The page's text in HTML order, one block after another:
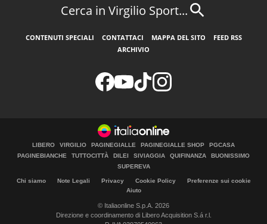
Cerca in Virgilio Sport...
CONTENUTI SPECIALI CONTATTACI MAPPA DEL SITO
FEED RSS
ARCHIVIO
LIBERO VIRGILIO PAGINEGIALLE PAGINEGIALLE SHOP
PGCASA
PAGINEBIANCHE
TUTTOCITTÀ DILEI SIVIAGGIA QUIFINANZA
BUONISSIMO
SUPEREVA
Chi siamo Note Legali Privacy Cookie Policy
Preferenze sui cookie
Aiuto
© Italiaonline S.p.A. 2026
Direzione e coordinamento di Libero Acquisition S.á r.l.